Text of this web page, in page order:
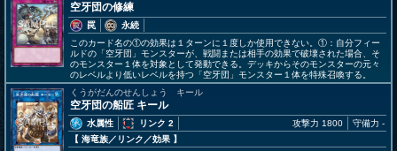
空牙団の修練
罠
永続
このカード名の①の効果は１ターンに１度しか使用できない。①：自分フィー
ルドの「空牙団」モンスターが、戦闘または相手の効果で破壊された場合、そ
のモンスター１体を対象として発動できる。デッキからそのモンスターの元々
のレベルより低いレベルを持つ「空牙団」モンスター１体を特殊召喚する。
くうがだんのせんしょう キール
空牙団の船匠 キール
水属性
リンク 2
【 海竜族／リンク／効果 】
攻撃力 1800 守備力 -